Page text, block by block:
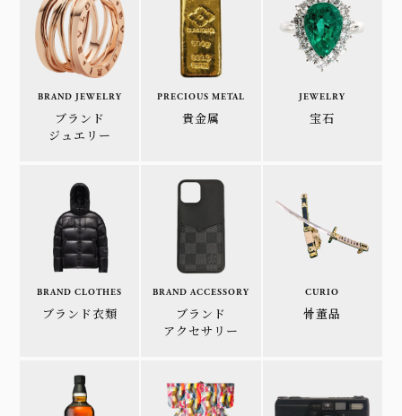
BRAND JEWELRY
ブランド
ジュエリー
PRECIOUS METAL
貴金属
JEWELRY
宝石
BRAND CLOTHES
ブランド衣類
BRAND ACCESSORY
ブランド
アクセサリー
CURIO
骨董品